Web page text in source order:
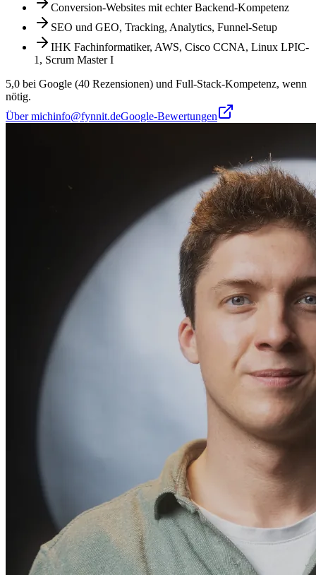
Conversion-Websites mit echter Backend-Kompetenz
SEO und GEO, Tracking, Analytics, Funnel-Setup
IHK Fachinformatiker, AWS, Cisco CCNA, Linux LPIC-
1, Scrum Master I
5,0 bei Google (40 Rezensionen) und Full-Stack-Kompetenz, wenn
nötig.
Über michinfo@fynnit.deGoogle-Bewertungen